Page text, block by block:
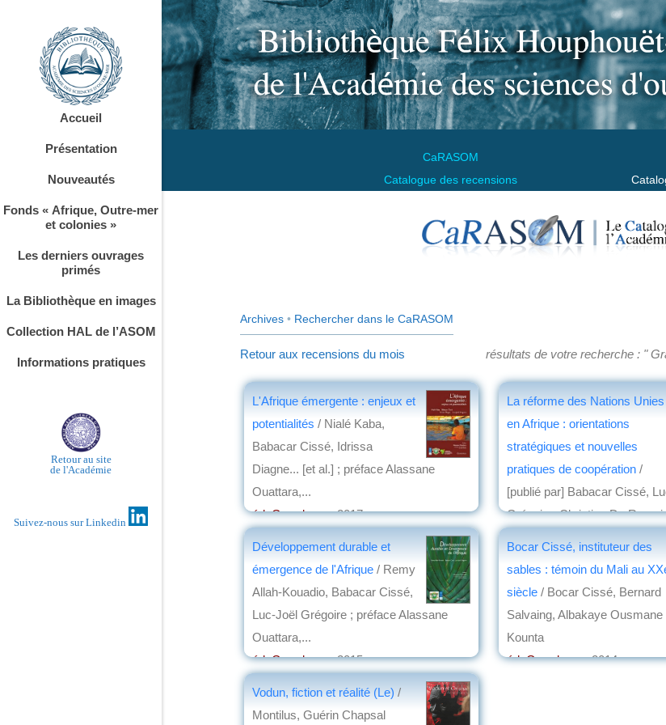
CaRASOM
Catalogue des recensions
Accueil
Présentation
Nouveautés
Fonds « Afrique, Outre-mer
et colonies »
Les derniers ouvrages
primés
La Bibliothèque en images
Collection HAL de l’ASOM
Informations pratiques
Retour au site
de l'Académie
Suivez-nous sur Linkedin
Archives • Rechercher dans le CaRASOM
Retour aux recensions du mois résultats de votre recherche : "
L'Afrique émergente : enjeux et
potentialités / Nialé Kaba,
Babacar Cissé, Idrissa
Diagne... [et al.] ; préface Alassane
Ouattara,...
éd. Grandvaux, 2017
La réforme des Nations Unies
en Afrique : orientations
stratégiques et nouvelles
pratiques de coopération /
[publié par] Babacar Cissé,
Grégoire, Christian Do
Développement durable et
émergence de l'Afrique / Remy
Allah-Kouadio, Babacar Cissé,
Luc-Joël Grégoire ; préface Alassane
Ouattara,...
éd. Grandvaux, 2015
Bocar Cissé, instituteur des
sables : témoin du Mali au
siècle / Bocar Cissé, Bernard
Salvaing, Albakaye Ousmane
Kounta
éd. Grandvaux, 2014
Vodun, fiction et réalité (Le) /
Montilus, Guérin Chapsal